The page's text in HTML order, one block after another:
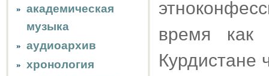
академическая
музыка
аудиоархив
хронология
время как
Курдистане